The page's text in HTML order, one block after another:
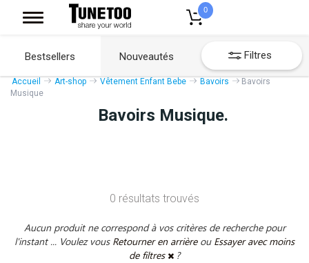
0
Bestsellers Nouveautés Filtres
Accueil Art-shop Vêtement Enfant Bebe Bavoirs
Bavoirs
Musique
Bavoirs Musique.
0 résultats trouvés
Aucun produit ne correspond à vos critères de recherche pour
l'instant ... Voulez vous Retourner en arrière ou Essayer avec moins
de filtres
?